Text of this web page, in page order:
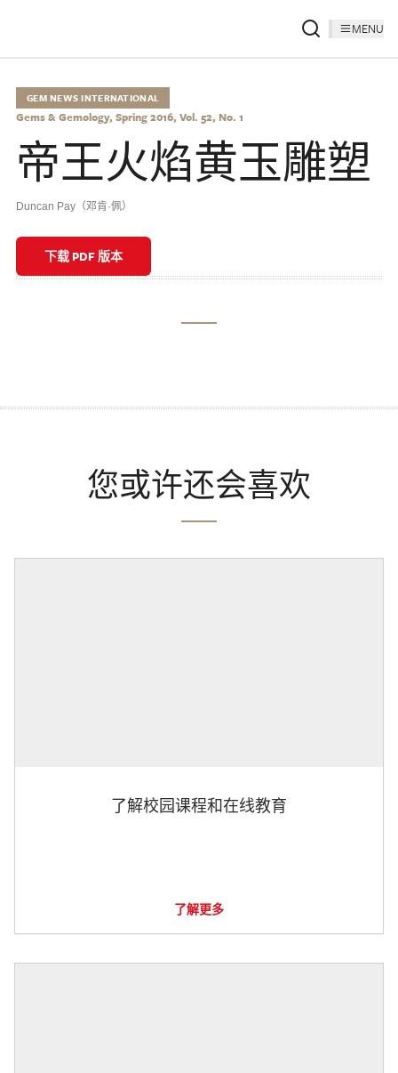
MENU
GEM NEWS INTERNATIONAL
Gems & Gemology, Spring 2016, Vol. 52, No. 1
帝王火焰黄玉雕塑
Duncan Pay（邓肯·佩）
下载 PDF 版本
您或许还会喜欢
了解校园课程和在线教育
了解更多